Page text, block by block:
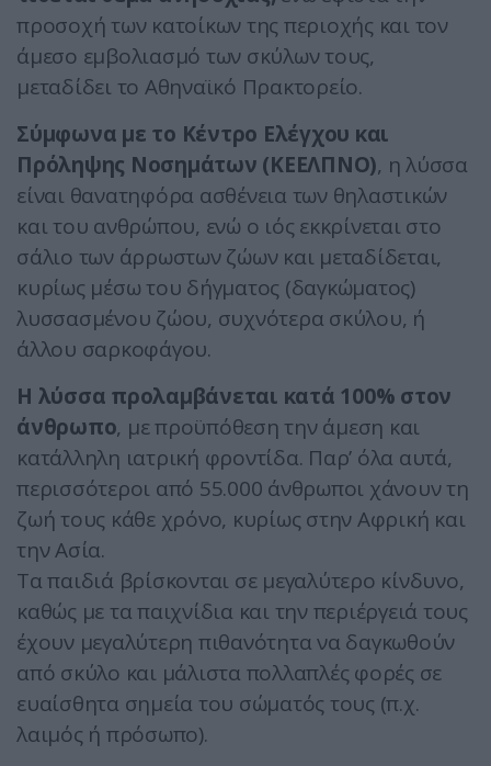
προσοχή των κατοίκων της περιοχής και τον
άμεσο εμβολιασμό των σκύλων τους,
μεταδίδει το Αθηναϊκό Πρακτορείο.
Σύμφωνα με το Κέντρο Ελέγχου και
Πρόληψης Νοσημάτων (ΚΕΕΛΠΝΟ), η λύσσα
είναι θανατηφόρα ασθένεια των θηλαστικών
και του ανθρώπου, ενώ ο ιός εκκρίνεται στο
σάλιο των άρρωστων ζώων και μεταδίδεται,
κυρίως μέσω του δήγματος (δαγκώματος)
λυσσασμένου ζώου, συχνότερα σκύλου, ή
άλλου σαρκοφάγου.
Η λύσσα προλαμβάνεται κατά 100% στον
άνθρωπο, με προϋπόθεση την άμεση και
κατάλληλη ιατρική φροντίδα. Παρ’ όλα αυτά,
περισσότεροι από 55.000 άνθρωποι χάνουν τη
ζωή τους κάθε χρόνο, κυρίως στην Αφρική και
την Ασία.
Τα παιδιά βρίσκονται σε μεγαλύτερο κίνδυνο,
καθώς με τα παιχνίδια και την περιέργειά τους
έχουν μεγαλύτερη πιθανότητα να δαγκωθούν
από σκύλο και μάλιστα πολλαπλές φορές σε
ευαίσθητα σημεία του σώματός τους (π.χ.
λαιμός ή πρόσωπο).